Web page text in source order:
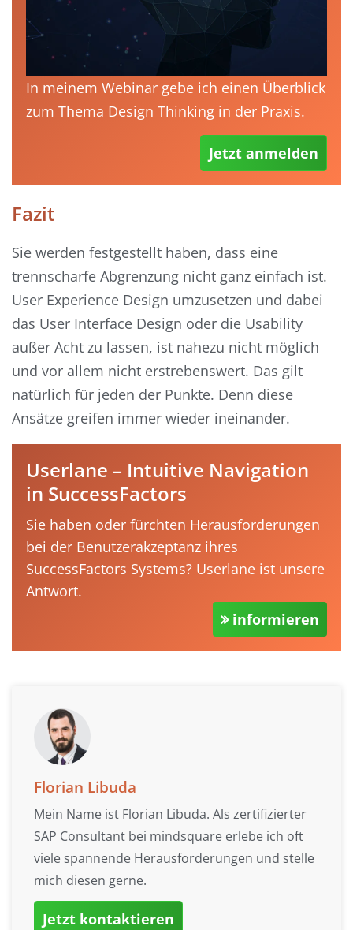
In meinem Webinar gebe ich einen Überblick
zum Thema Design Thinking in der Praxis.
Jetzt anmelden
Fazit
Sie werden festgestellt haben, dass eine
trennscharfe Abgrenzung nicht ganz einfach ist.
User Experience Design umzusetzen und dabei
das User Interface Design oder die Usability
außer Acht zu lassen, ist nahezu nicht möglich
und vor allem nicht erstrebenswert. Das gilt
natürlich für jeden der Punkte. Denn diese
Ansätze greifen immer wieder ineinander.
Userlane – Intuitive Navigation
in SuccessFactors
Sie haben oder fürchten Herausforderungen
bei der Benutzerakzeptanz ihres
SuccessFactors Systems? Userlane ist unsere
Antwort.
informieren
Florian Libuda
Mein Name ist Florian Libuda. Als zertifizierter
SAP Consultant bei mindsquare erlebe ich oft
viele spannende Herausforderungen und stelle
mich diesen gerne.
Jetzt kontaktieren